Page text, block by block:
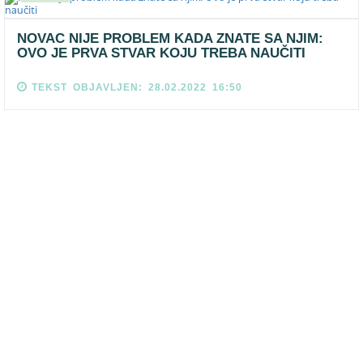
NOVAC NIJE PROBLEM KADA ZNATE SA NJIM:
OVO JE PRVA STVAR KOJU TREBA NAUČITI
TEKST OBJAVLJEN: 28.02.2022 16:50